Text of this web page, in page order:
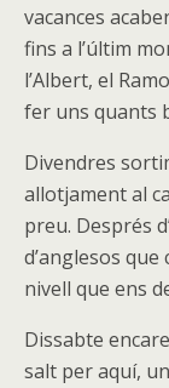
vacances
fins a l’últim
l’Albert, el
fer uns quants
Divendres
allotjament al
preu. Després
d’anglesos
nivell que ens
Dissabte
salt per aquí,